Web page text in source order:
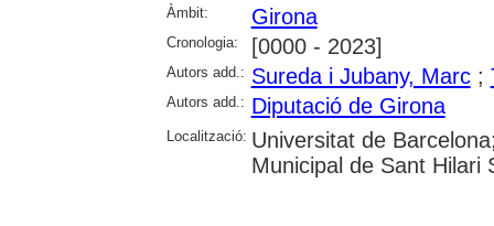
Àmbit: Girona
Cronologia: [0000 - 2023]
Autors add.: Sureda i Jubany, Marc;
Autors add.: Diputació de Girona
Localització: Universitat de
Municipal de Sant Hilari